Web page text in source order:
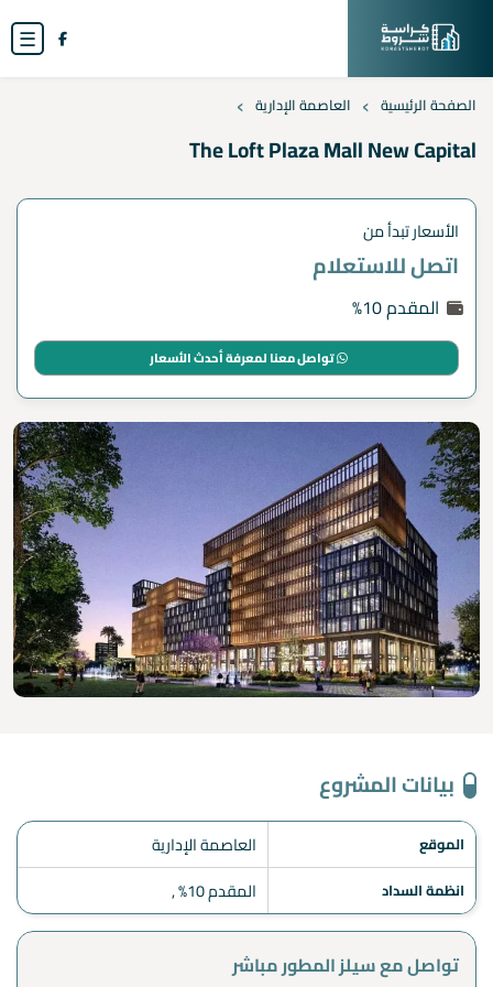
☰
الصفحة الرئيسية › العاصمة الإدارية ›
The Loft Plaza Mall New Capital
الأسعار تبدأ من
اتصل للاستعلام
المقدم 10%
تواصل معنا لمعرفة أحدث الأسعار
بيانات المشروع
الموقع العاصمة الإدارية
انظمة السداد المقدم 10% ,
تواصل مع سيلز المطور مباشر